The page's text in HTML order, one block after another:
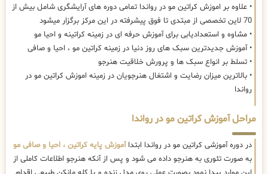
• علاوه بر اموزش کراتین مو در رواندا تمامی دوره های آرایشگری شامل بیش از
70 لاین تخصصی از مبتدی تا فوق پیشرفته در این مرکز برگزار میشود
• مشاوه و استعدادیابی برای آموزش حرفه ای در زمینه کراتینه و احیا مو
• آموزش جدیدترین سبک های روز دنیا در زمینه کراتین مو ، احیا و صافی
• تسلط بر انواع سبک ها و پرورش خلاقیت هنرجو
• بالاترین میزان رضایت و اشتغال هنرجویان در زمینه اموزش کراتین مو در
رواندا
مراحل آموزش کراتین مو در رواندا
در دوره آموزشی کراتین مو در رواندا ابتداآموزش پایه کراتین ، احیا و صافی مو
به صورت تئوری به هنرجو داده می شود و پس از آنکه هنرجو اطلاعات کاملی از